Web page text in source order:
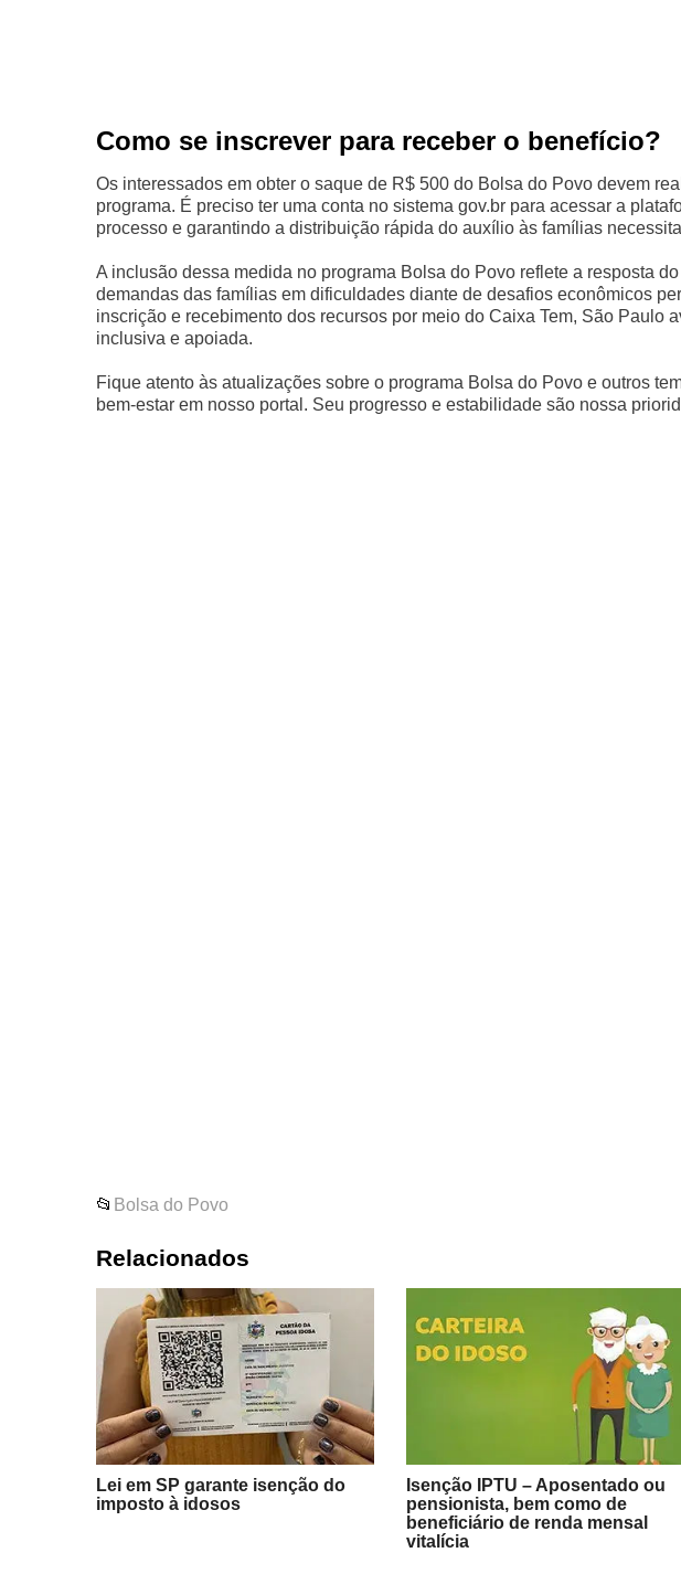
Como se inscrever para receber o benefício?
Os interessados em obter o saque de R$ 500 do Bolsa do Povo devem
programa. É preciso ter uma conta no sistema gov.br para acessar a
processo e garantindo a distribuição rápida do auxílio às famílias
A inclusão dessa medida no programa Bolsa do Povo reflete a resposta
demandas das famílias em dificuldades diante de desafios econômicos
inscrição e recebimento dos recursos por meio do Caixa Tem, São Paulo
inclusiva e apoiada.
Fique atento às atualizações sobre o programa Bolsa do Povo e outros
bem-estar em nosso portal. Seu progresso e estabilidade são nossa
📂 Bolsa do Povo
Relacionados
Lei em SP garante isenção do
imposto à idosos
Isenção IPTU – Aposentado ou
pensionista, bem como de
beneficiário de renda mensal
vitalícia